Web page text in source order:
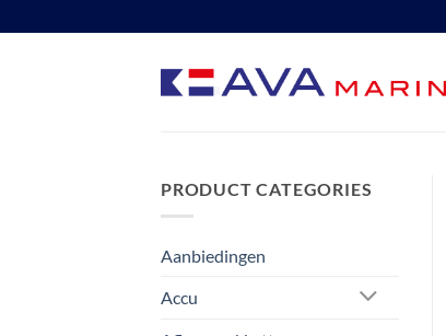
naar
PRODUCT CATEGORIES
Aanbiedingen
Accu